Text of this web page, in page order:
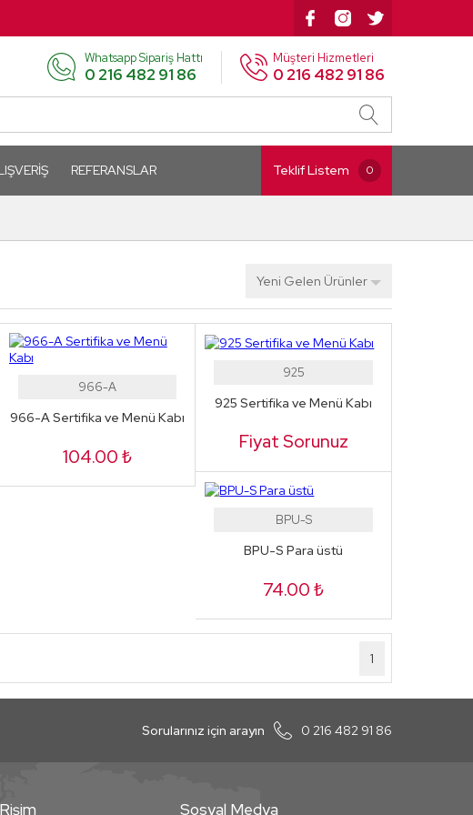
Müşteri Hizmetleri
0 216 482 91 86
Whatsapp Sipariş Hattı
0 216 482 91 86
Teklif Listem 0
REFERANSLAR
Yeni Gelen Ürünler
966-A
966-A Sertifika ve Menü Kabı
104.00 ₺
925
925 Sertifika ve Menü Kabı
Fiyat Sorunuz
BPU-S
BPU-S Para üstü
74.00 ₺
1
Sorularınız için arayın 0 216 482 91 86
Rişim Sosyal Medya